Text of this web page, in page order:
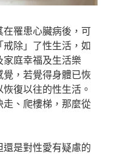
在罹患心臟病後，可
除」了性生活，如
家庭幸福及生活樂
，若覺得身體已恢
復以往的性生活。
走、爬樓梯，那麼從
是對性愛有疑慮的